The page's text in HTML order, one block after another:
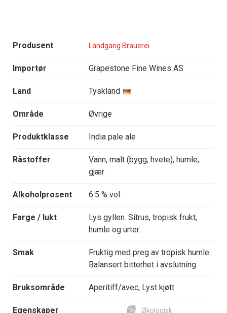
Produsent Landgang Brauerei
Importør Grapestone Fine Wines AS
Land Tyskland
Område Øvrige
Produktklasse India pale ale
Råstoffer
Vann, malt (bygg, hvete), humle,
gjær
Alkoholprosent 6.5 % vol.
Farge / lukt
Lys gyllen. Sitrus, tropisk frukt,
humle og urter.
Smak
Fruktig med preg av tropisk humle.
Balansert bitterhet i avslutning.
Bruksområde Aperitiff/avec, Lyst kjøtt
Egenskaper Økologisk